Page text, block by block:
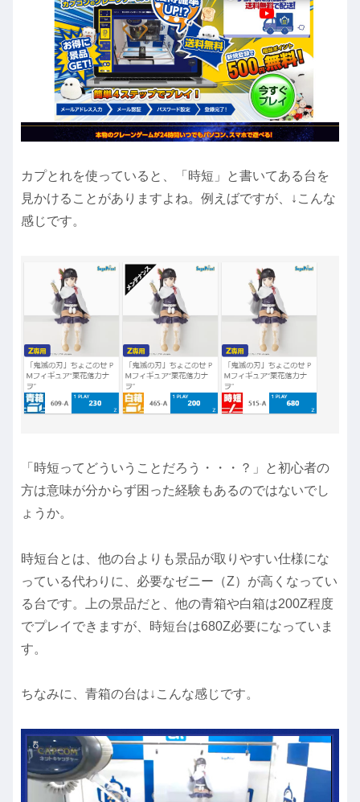
カプとれを使っていると、「時短」と書いてある台を
見かけることがありますよね。例えばですが、↓こんな
感じです。
「時短ってどういうことだろう・・・？」と初心者の
方は意味が分からず困った経験もあるのではないでし
ょうか。
時短台とは、他の台よりも景品が取りやすい仕様にな
っている代わりに、必要なゼニー（Z）が高くなってい
る台です。上の景品だと、他の青箱や白箱は200Z程度
でプレイできますが、時短台は680Z必要になっていま
す。
ちなみに、青箱の台は↓こんな感じです。